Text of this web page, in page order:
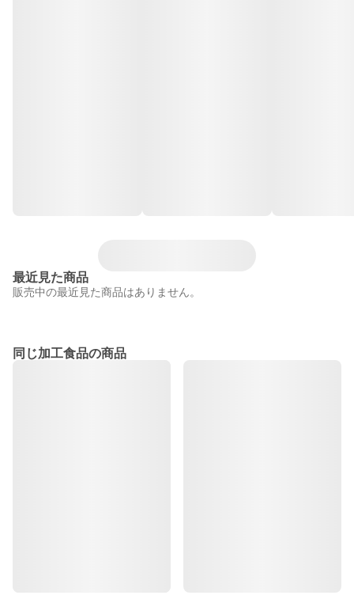
最近見た商品
販売中の最近見た商品はありません。
同じ加工食品の商品